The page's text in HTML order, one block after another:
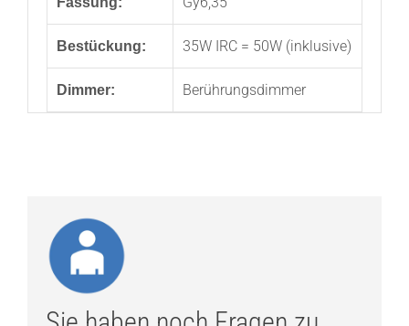
Bestückung: 35W IRC = 50W (inklusive)
Dimmer: Berührungsdimmer